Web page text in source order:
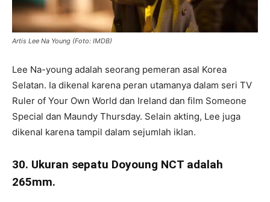
Artis Lee Na Young (Foto: IMDB)
Lee Na-young adalah seorang pemeran asal Korea
Selatan. Ia dikenal karena peran utamanya dalam seri TV
Ruler of Your Own World dan Ireland dan film Someone
Special dan Maundy Thursday. Selain akting, Lee juga
dikenal karena tampil dalam sejumlah iklan.
30. Ukuran sepatu Doyoung NCT adalah
265mm.